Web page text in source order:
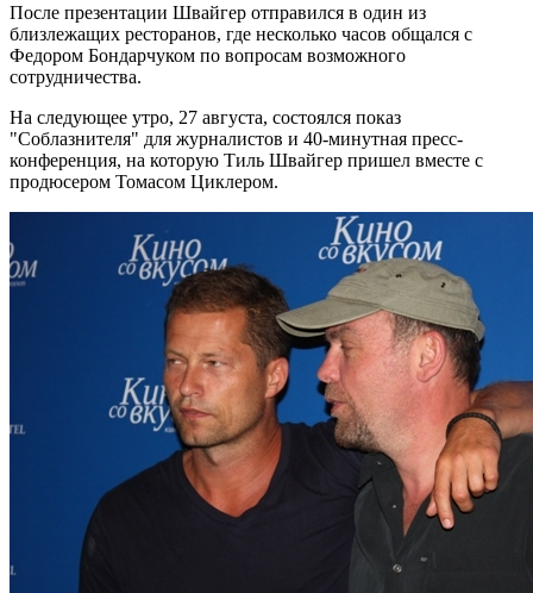
После презентации Швайгер отправился в один из
близлежащих ресторанов, где несколько часов общался с
Федором Бондарчуком по вопросам возможного
сотрудничества.
На следующее утро, 27 августа, состоялся показ
"Соблазнителя" для журналистов и 40-минутная пресс-
конференция, на которую Тиль Швайгер пришел вместе с
продюсером Томасом Циклером.